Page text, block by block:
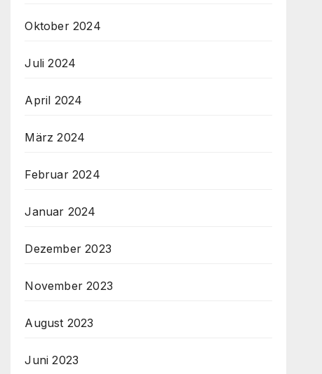
Oktober 2024
Juli 2024
April 2024
März 2024
Februar 2024
Januar 2024
Dezember 2023
November 2023
August 2023
Juni 2023